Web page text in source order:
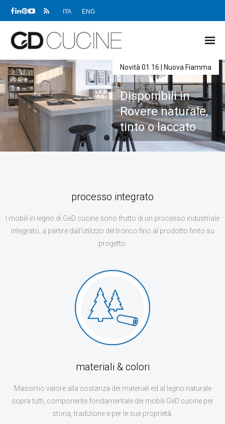
ITA ENG
NEWS
PRODOTTI
PROGETTI
SHOWROOM
Novità 01.16 | Nuova Fiamma
Disponibili in
Rovere naturale,
tinto o laccato
processo integrato
I mobili in legno di GeD cucine sono frutto di un processo industriale
integrato, a partire dall’utilizzo del tronco fino al prodotto finito su
progetto.
materiali & colori
Massimo valore alla sostanza dei materiali ed al legno naturale
sopra tutti, componente fondamentale dei mobili GeD cucine per
storia, tradizione e per le sue proprietà.